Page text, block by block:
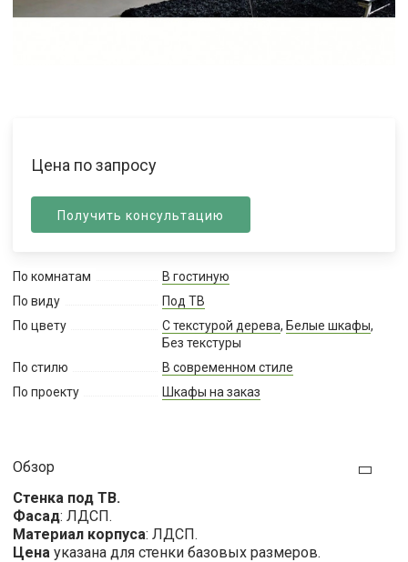
Цена по запросу
Получить консультацию
По комнатам
В гостиную
По виду
Под ТВ
По цвету
С текстурой дерева, Белые шкафы,
Без текстуры
По стилю
В современном стиле
По проекту
Шкафы на заказ
Обзор
Стенка под ТВ.
Фасад: ЛДСП.
Материал корпуса: ЛДСП.
Цена указана для стенки базовых размеров.